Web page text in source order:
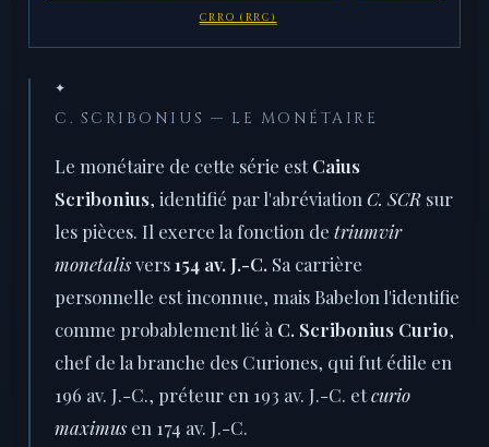
CRRO (RRC)
✦
C. SCRIBONIUS — LE MONÉTAIRE
Le monétaire de cette série estCaius
Scribonius, identifié par l'abréviation C. SCR sur
les pièces. Il exerce la fonction de triumvir
monetalisvers154 av. J.-C. Sa carrière
personnelle est inconnue, mais Babelon l'identifie
comme probablement lié à C. Scribonius Curio,
chef de la branche des Curiones, qui fut édile en
196 av. J.-C., préteur en 193 av. J.-C. etcurio
maximus en 174 av. J.-C.